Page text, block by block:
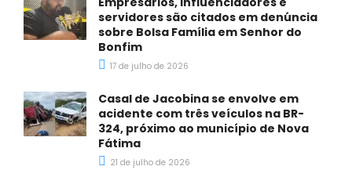
servidores são citados em denúncia
sobre Bolsa Família em Senhor do
Bonfim
17 de julho de 2026
Casal de Jacobina se envolve em
acidente com três veículos na BR-
324, próximo ao município de Nova
Fátima
21 de julho de 2026